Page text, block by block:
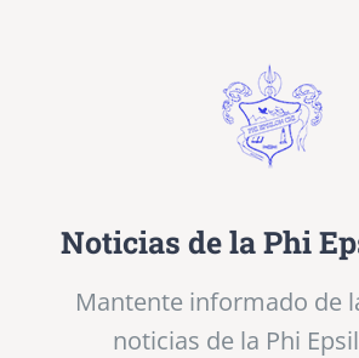
Noticias de la Phi
Mantente informado de
noticias de la Phi